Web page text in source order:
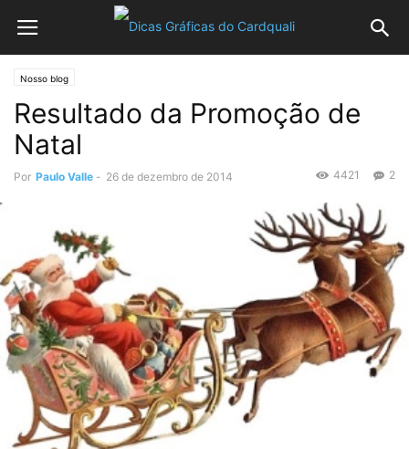
Nosso blog
Resultado da Promoção de
Natal
Por Paulo Valle - 26 de dezembro de 2014 2
4421